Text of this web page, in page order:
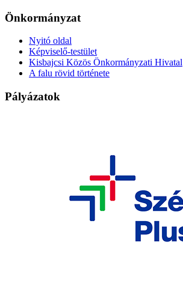
Önkormányzat
Nyitó oldal
Képviselő-testület
Kisbajcsi Közös Önkormányzati Hivatal
A falu rövid története
Pályázatok